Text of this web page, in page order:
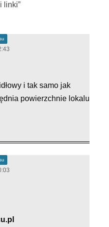
linki”
i tak samo jak
powierzchnie lokalu